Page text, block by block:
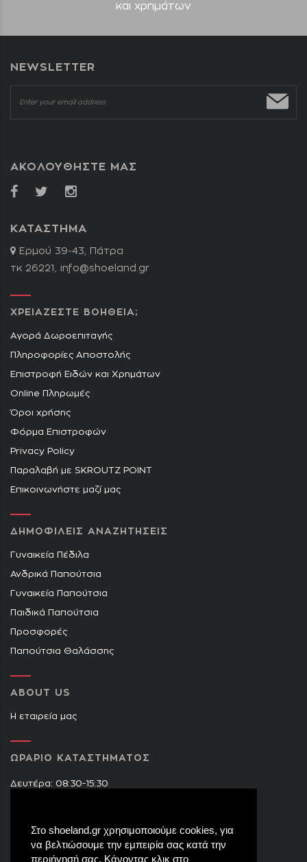
Στο shoeland.gr χρησιμοποιούμε cookies, για
να βελτιώσουμε την εμπειρία σας κατά την
περιήγησή σας. Κάνοντας κλικ στο
και χρημάτων
NEWSLETTER
ΑΚΟΛΟΥΘΗΣΤΕ ΜΑΣ
ΚΑΤΑΣΤΗΜΑ
Ερμού 39-43, Πάτρα
τκ 26221, info@shoeland.gr
ΧΡΕΙΑΖΕΣΤΕ ΒΟΗΘΕΙΑ;
Αγορά Δωροεπιταγής
Πληροφορίες Αποστολής
Επιστροφή Ειδών και Χρημάτων
Online Πληρωμές
Όροι χρήσης
Φόρμα Επιστροφών
Privacy Policy
Παραλαβή με SKROUTZ POINT
Επικοινωνήστε μαζί μας
ΔΗΜΟΦΙΛΕΙΣ ΑΝΑΖΗΤΗΣΕΙΣ
Γυναικεία Πέδιλα
Ανδρικά Παπούτσια
Γυναικεία Παπούτσια
Παιδικά Παπούτσια
Προσφορές
Παπούτσια Θαλάσσης
ABOUT US
Η εταιρεία μας
ΩΡΑΡΙΟ ΚΑΤΑΣΤΗΜΑΤΟΣ
Δευτέρα: 08:30-15:30
Πέμπτη: 09:00-14:30 & 17:30-21:00
Παρασκευή: 09:00-14:30 & 17:30-21:00